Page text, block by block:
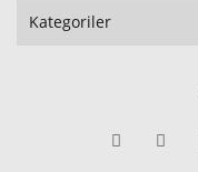
Kategoriler